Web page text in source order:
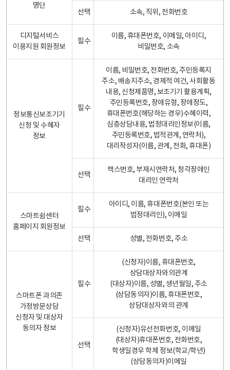
명단
선택 소속, 직위, 전화번호
디지털서비스
이용지원 회원정보
필수
이름, 휴대폰번호, 이메일, 아이디,
비밀번호, 소속
정보통신보조기기
신청 및 수혜자
정보
필수
이름, 비밀번호, 전화번호, 주민등록지
주소, 배송지주소, 경제적 여건, 사회활동
내용, 신청제품명, 보조기기 활용계획,
주민등록번호, 장애유형, 장애정도,
휴대폰번호(해당하는 경우)수혜이력,
심층상담내용, 법정대리인정보(이름,
주민등록번호, 법적관계, 연락처),
대리작성자(이름, 관계, 전화, 휴대폰)
선택
팩스번호, 부재시연락처, 청각장애인
대리인 연락처
스마트쉼센터
홈페이지 회원정보
필수
아이디, 이름, 휴대폰번호(본인 또는
법정대리인), 이메일
선택 성별, 전화번호, 주소
스마트폰 과의존
가정방문상담
신청자 및 대상자
동의자 정보
필수
(신청자)이름, 휴대폰번호,
상담대상자와의관계
(대상자)이름, 성별, 생년월일, 주소
(상담동의자)이름, 휴대폰번호,
상담대상자와의 관계
선택
(신청자)유선전화번호, 이메일
(대상자)휴대폰번호, 전화번호,
학생일경우 학제 정보(학교/학년)
(상담동의자)이메일